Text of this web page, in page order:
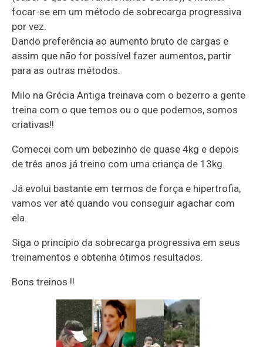
focar-se em um método de sobrecarga progressiva
por vez.
Dando preferência ao aumento bruto de cargas e
assim que não for possível fazer aumentos, partir
para as outras métodos.
Milo na Grécia Antiga treinava com o bezerro a gente
treina com o que temos ou o que podemos, somos
criativas!!
Comecei com um bebezinho de quase 4kg e depois
de três anos já treino com uma criança de 13kg.
Já evolui bastante em termos de força e hipertrofia,
vamos ver até quando vou conseguir agachar com
ela.
Siga o princípio da sobrecarga progressiva em seus
treinamentos e obtenha ótimos resultados.
Bons treinos !!